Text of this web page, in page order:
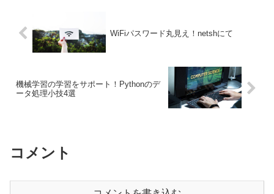
WiFiパスワード丸見え！netshにて
機械学習の学習をサポート！Pythonのデ
ータ処理小技4選
コメント